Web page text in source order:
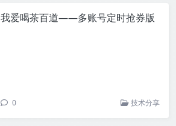
我爱喝茶百道——多账号定时抢券版
0 技术分享